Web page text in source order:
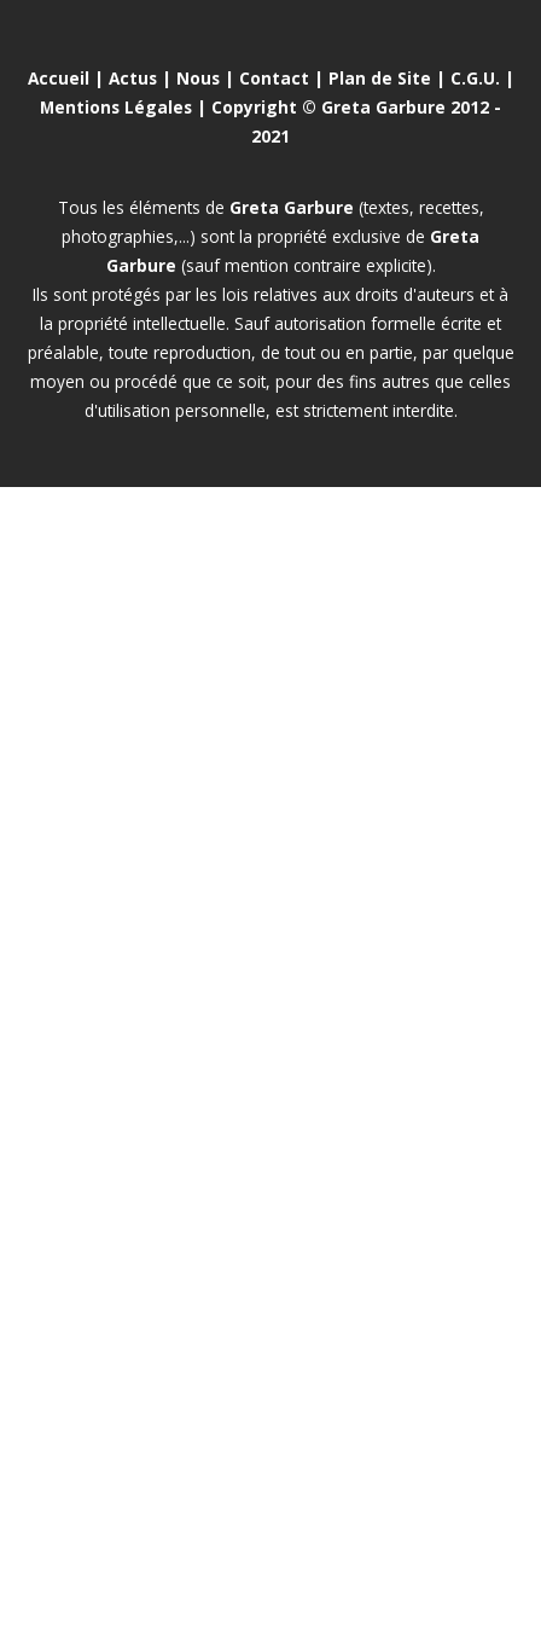
Accueil | Actus| Nous| Contact | Plan de Site | C.G.U. |
Mentions Légales | Copyright © Greta Garbure 2012 -
2021
Tous les éléments de Greta Garbure (textes, recettes,
photographies,...) sont la propriété exclusive de Greta
Garbure (sauf mention contraire explicite).
Ils sont protégés par les lois relatives aux droits d'auteurs et à
la propriété intellectuelle. Sauf autorisation formelle écrite et
préalable, toute reproduction, de tout ou en partie, par quelque
moyen ou procédé que ce soit, pour des fins autres que celles
d'utilisation personnelle, est strictement interdite.